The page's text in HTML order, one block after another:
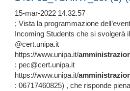
15-mar-2022 14.32.57
; Vista la programmazione
Incoming Students che si svolgerà
@cert.unipa.it
https://www.unipa.it/
: pec@cert.unipa.it
https://www.unipa.it/
: 06717460825) , che risponde